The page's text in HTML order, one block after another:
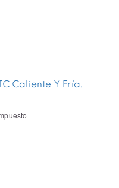
Caliente Y Fría.